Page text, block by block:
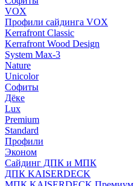
VOX
Профили сайдинга VOX
Kerrafront Classic
Kerrafront Wood Design
System Max-3
Nature
Unicolor
Софиты
Дёке
Lux
Premium
Standard
Профили
Эконом
Сайдинг ДПК и МПК
ДПК KAISERDECK